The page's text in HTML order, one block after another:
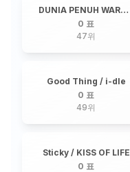
DUNIA PENUH WARNA
/ AFAN DA5, SRIDEVI
DA5, EBY DA5
0 표
47위
Good Thing / i-dle
0 표
49위
Sticky / KISS OF LIFE
0 표